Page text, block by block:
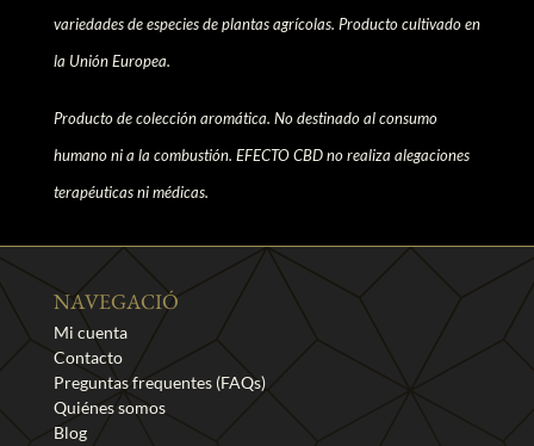
variedades de especies de plantas agrícolas. Producto cultivado en
la Unión Europea.
Producto de colección aromática. No destinado al consumo
humano ni a la combustión. EFECTO CBD no realiza alegaciones
terapéuticas ni médicas.
NAVEGACIÓ
Mi cuenta
Contacto
Preguntas frequentes (FAQs)
Quiénes somos
Blog